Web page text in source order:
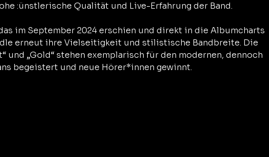
:ünstlerische Qualität und Live-Erfahrung der Band.
das im September 2024 erschien und direkt in die Albumcharts
erneut ihre Vielseitigkeit und stilistische Bandbreite. Die
und „Gold“ stehen exemplarisch für den modernen, dennoch
begeistert und neue Hörer*innen gewinnt.